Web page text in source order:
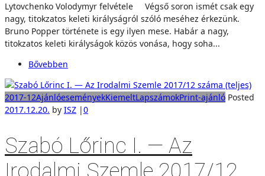
Lytovchenko Volodymyr felvétele Végső soron ismét csak egy
nagy, titokzatos keleti királyságról szóló meséhez érkezünk.
Bruno Popper története is egy ilyen mese. Habár a nagy,
titokzatos keleti királyságok közös vonása, hogy soha...
Bővebben
2017-12AjánlóeseményekKiemeltLapszámokPrint-ajánló Posted
2017.12.20. by ISZ |0
Szabó Lőrinc I. — Az